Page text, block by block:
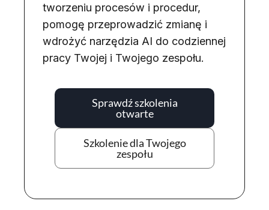
tworzeniu procesów i procedur,
pomogę przeprowadzić zmianę i
wdrożyć narzędzia AI do codziennej
pracy Twojej i Twojego zespołu.
Sprawdź szkolenia
otwarte
Szkolenie dla Twojego
zespołu